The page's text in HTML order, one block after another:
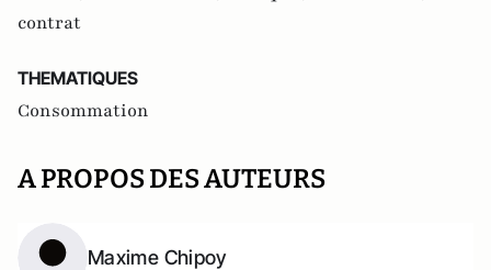
contrat
THEMATIQUES
Consommation
A PROPOS DES AUTEURS
Maxime Chipoy